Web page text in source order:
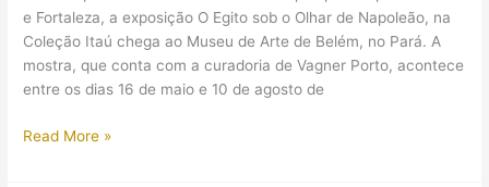
pelo
Nilo”
e Fortaleza, a exposição O Egito sob o Olhar de Napoleão, na
Coleção Itaú chega ao Museu de Arte de Belém, no Pará. A
mostra, que conta com a curadoria de Vagner Porto, acontece
entre os dias 16 de maio e 10 de agosto de
(Exposição)
Read More »